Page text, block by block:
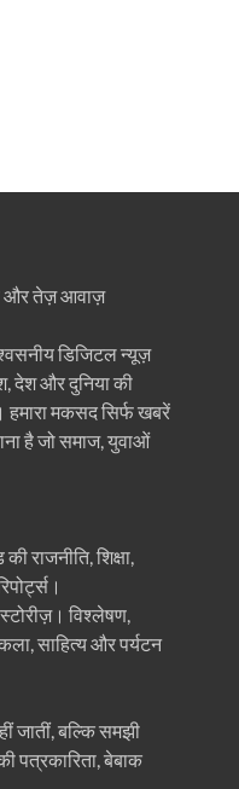
और तेज़ आवाज़
डिजिटल न्यूज़
देश और दुनिया की
मकसद सिर्फ खबरें
है जो समाज, युवाओं
राजनीति, शिक्षा,
विश्लेषण,
साहित्य और पर्यटन
जातीं, बल्कि समझी
पत्रकारिता, बेबाक